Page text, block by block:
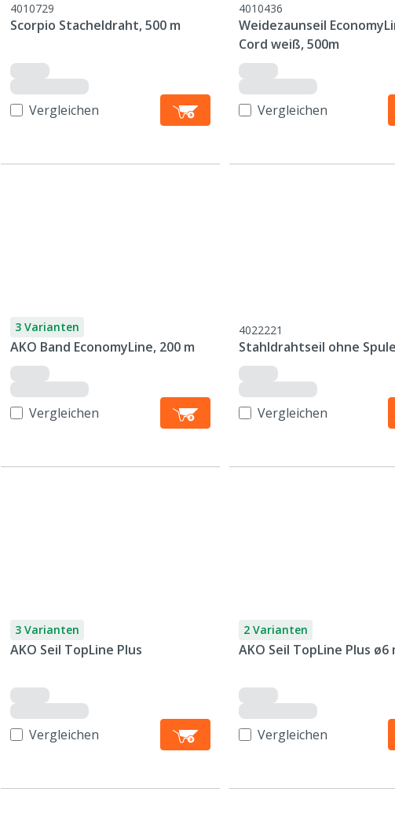
4010729
Scorpio Stacheldraht, 500 m
Vergleichen
4010436
Weidezaunseil
Cord weiß, 500m
Vergleichen
3 Varianten
AKO Band EconomyLine, 200 m
Vergleichen
4022221
Stahldrahtseil ohne
Vergleichen
3 Varianten
AKO Seil TopLine Plus
Vergleichen
2 Varianten
AKO Seil TopLine Plus ø6
Vergleichen